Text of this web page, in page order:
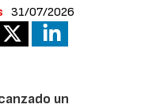
31/07/2026
un